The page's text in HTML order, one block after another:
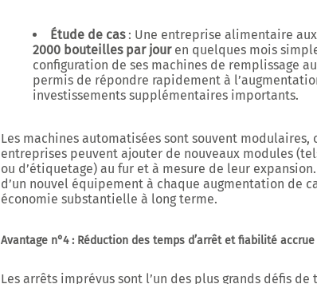
Étude de cas: Une entreprise alimentaire
2000 bouteilles par jouren quelques mois
configuration de ses machines de remplissage
permis de répondre rapidement à
investissements supplémentaires importants.
Les machines automatisées sont souvent modulaires,
entreprises peuvent ajouter de nouveaux modules
ou d’étiquetage) au fur et à mesure de leur
d’un nouvel équipement à chaque augmentation de
économie substantielle à long terme.
Avantage n°4 : Réduction des temps d’arrêt et fiabilité accrue
Les arrêts imprévus sont l’un des plus grands défis